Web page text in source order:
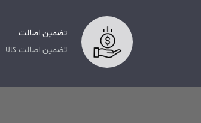
تضمین اصالت
تضمین اصالت کالا